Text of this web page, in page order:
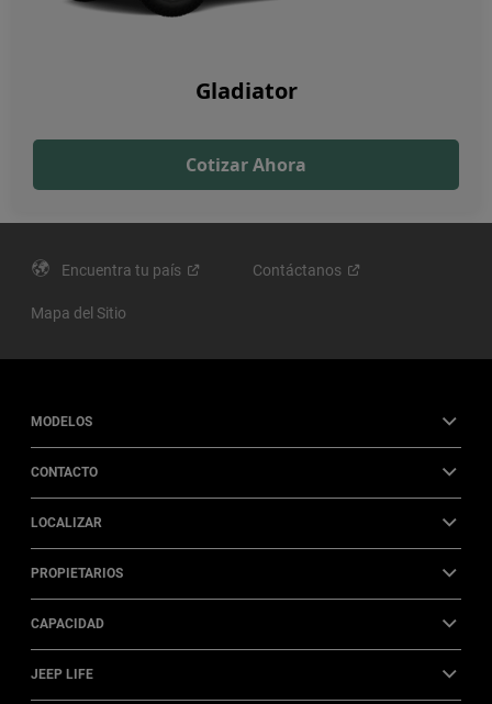
Encuentra tu país Contáctanos
Mapa del Sitio
MODELOS
CONTACTO
LOCALIZAR
PROPIETARIOS
CAPACIDAD
JEEP LIFE